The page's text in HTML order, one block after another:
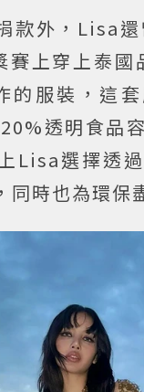
款外，Lisa
賽上穿上泰國
的服裝，這
透明食品
Lisa選擇透
同時也為環保